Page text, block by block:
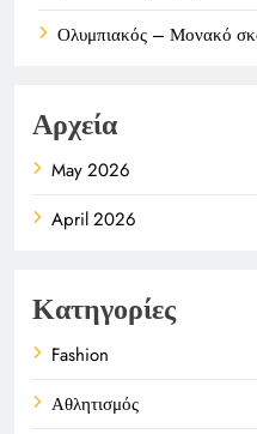
Ολυμπιακός – Μονακό
Αρχεία
May 2026
April 2026
Κατηγορίες
Fashion
Αθλητισμός